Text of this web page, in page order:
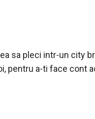
sa pleci intr-un city
pentru a-ti face cont